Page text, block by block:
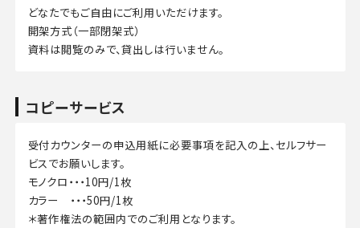
どなたでもご自由にご利用いただけます。
開架方式（一部閉架式）
資料は閲覧のみで、貸出しは行いません。
コピーサービス
受付カウンターの申込用紙に必要事項を記入の上、セルフサー
ビスでお願いします。
モノクロ・・・10円/1枚
カラー ・・・50円/1枚
＊著作権法の範囲内でのご利用となります。